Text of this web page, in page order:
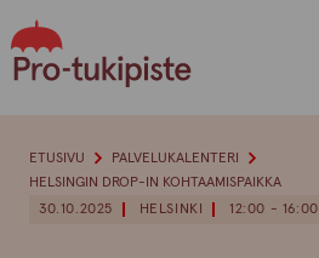
to
content
30.10.2025 HELSINKI 12:00 - 16:00
ETUSIVU
PALVELUKALENTERI
HELSINGIN DROP-IN KOHTAAMISPAIKKA